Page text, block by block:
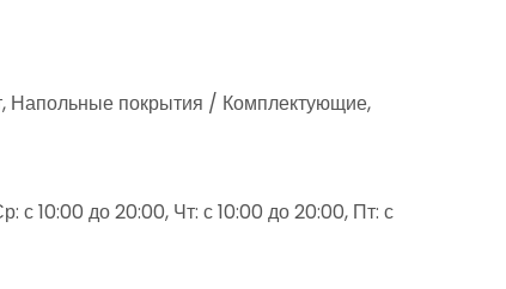
Напольные покрытия / Комплектующие,
с 10:00 до 20:00, Чт: с 10:00 до 20:00, Пт: с